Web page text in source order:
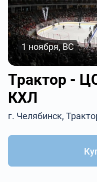
1 ноября, ВС
Трактор -
КХЛ
г. Челябинск,